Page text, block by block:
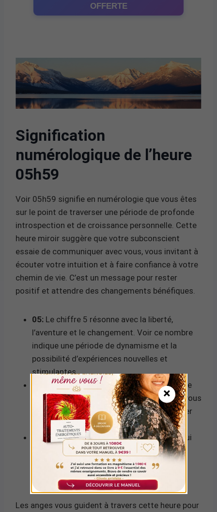
OFFERTE
Signification
numérologique de l’heure
05h59
Voir 05h59 signifie en numérologie que vous êtes
sur le point de traverser une période de profonde
introspection et de croissance personnelle. Cette
heure miroir suggère que votre subconscient
essaie de communiquer avec vous, vous invitant à
écouter votre intuition et à faire confiance à votre
chemin de vie. C’est un message pour rester
positif et attendre des changements bénéfiques.
05: Le chiffre 5 résonne avec la liberté,
l’aventure et le changement. Voir ce nombre
indique une période de dynamisme et la
possibilité d’expériences nouvelles et
stimulantes.
Le nombre 59 symbolise le progrès et le
développement personnel. Il suggère que vous
devez lâcher prise sur le passé pour avancer
vers votre avenir.
Somme 14:La somme de 05h59 est 14, qui
réduit à 5 (1+4). Cela amplifie l’énergie du
changement et souligne l’importance de
l’adaptabilité dans votre vie.
Les anges vous guident à travers cette heure pour
×